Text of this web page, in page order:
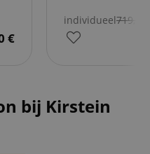
€
individueel719,90
bij Kirstein